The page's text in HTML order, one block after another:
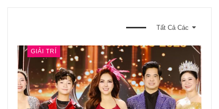
Tất Cả Các
GIẢI TRÍ